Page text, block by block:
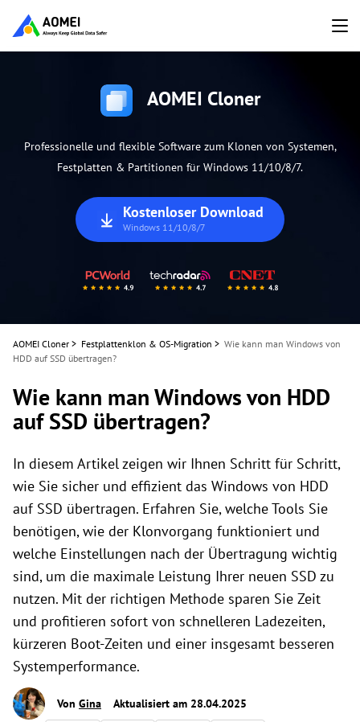
AOMEI Cloner
Professionelle und flexible Software zum Klonen von Systemen,
Festplatten & Partitionen für Windows 11/10/8/7.
Kostenloser Download
Windows 11/10/8/7
AOMEI Cloner > Festplattenklon & OS-Migration > Wie kann man Windows von
HDD auf SSD übertragen?
Wie kann man Windows von HDD
auf SSD übertragen?
In diesem Artikel zeigen wir Ihnen Schritt für Schritt,
wie Sie sicher und effizient das Windows von HDD
auf SSD übertragen. Erfahren Sie, welche Tools Sie
benötigen, wie der Klonvorgang funktioniert und
welche Einstellungen nach der Übertragung wichtig
sind, um die maximale Leistung Ihrer neuen SSD zu
nutzen. Mit der richtigen Methode sparen Sie Zeit
und profitieren sofort von schnelleren Ladezeiten,
kürzeren Boot-Zeiten und einer insgesamt besseren
Systemperformance.
Von Gina
Aktualisiert am 28.04.2025